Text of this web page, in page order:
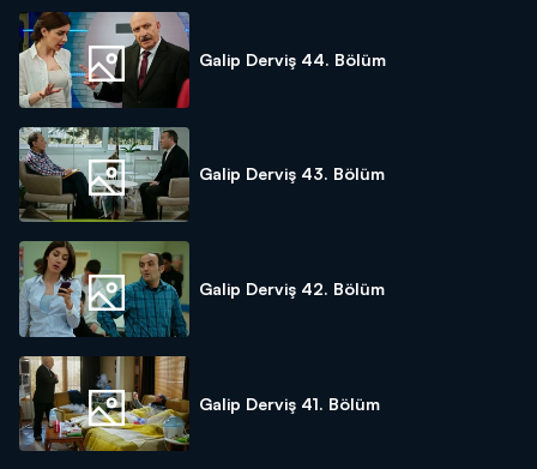
Galip Derviş 44. Bölüm
Galip Derviş 43. Bölüm
Galip Derviş 42. Bölüm
Galip Derviş 41. Bölüm